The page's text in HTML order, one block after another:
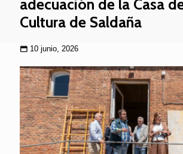
adecuación de la Casa
Cultura de Saldaña
10 junio, 2026